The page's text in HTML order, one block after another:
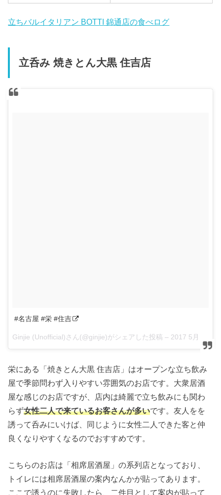
立ちバルイタリアン BOTTI 錦通店の食べログ
立呑み 焼きとん大黒 住吉店
#名古屋 #栄 #住吉
Ginjie (Unofficial)さん(@ginjie)がシェアした投稿 – 2017 5月 28 4:14午前 PDT
栄にある「焼きとん大黒 住吉店」はオープンな立ち飲み
屋で季節問わず入りやすい雰囲気のお店です。大衆居酒
屋な感じのお店ですが、店内は綺麗で立ち飲みにも関わ
らず女性二人で来ているお客さんが多いです。友人をを
誘って呑みにいけば、同じように女性二人できた客と仲
良くなりやすくなるのでおすすめです。
こちらのお店は「相席居酒屋」の系列店となっており、
トイレには相席居酒屋の案内なんかが貼ってあります。
ここで誘うのに失敗したら、二件目として案内が貼って